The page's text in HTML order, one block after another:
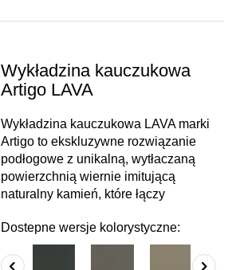
Wykładzina kauczukowa
Artigo LAVA
Wykładzina kauczukowa LAVA marki
Artigo to ekskluzywne rozwiązanie
podłogowe z unikalną, wytłaczaną
powierzchnią wiernie imitującą
naturalny kamień, które łączy
Dostepne wersje kolorystyczne: